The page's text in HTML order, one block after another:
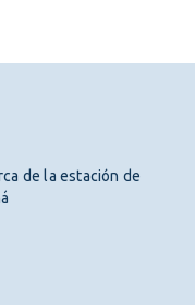
de la estación de